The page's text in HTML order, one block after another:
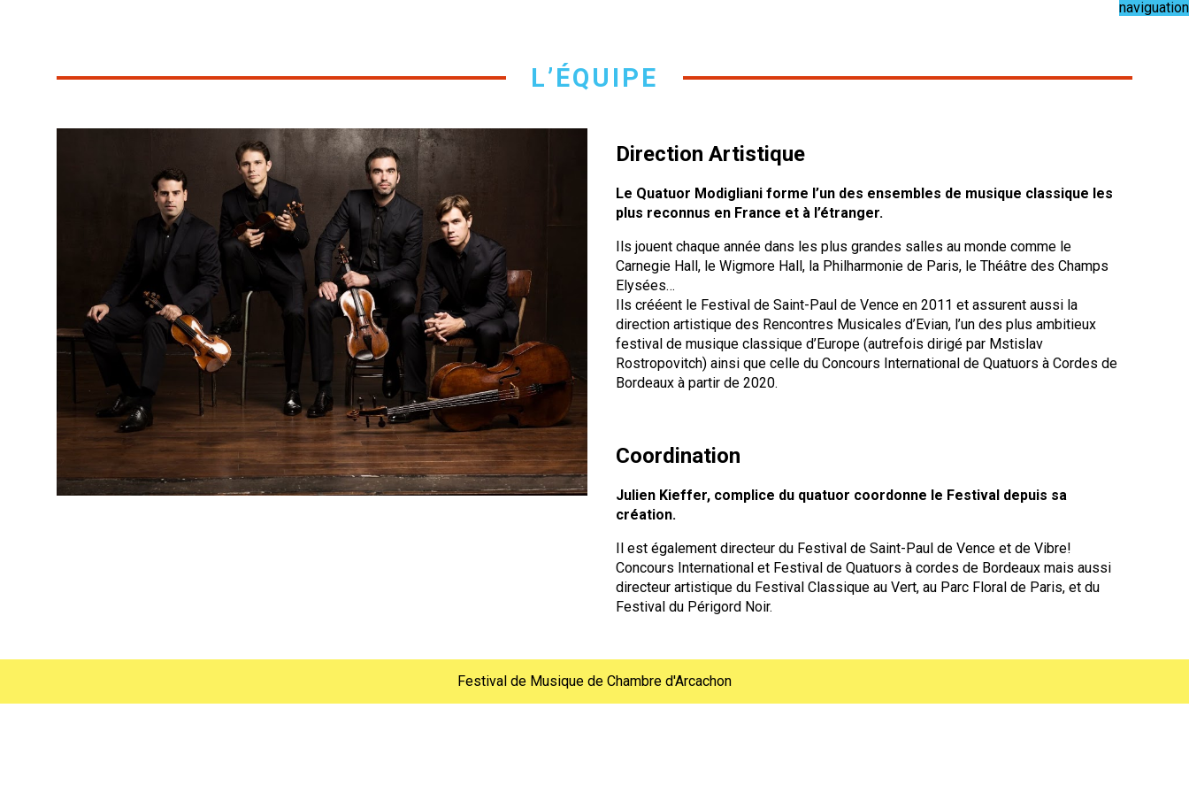
naviguation
L’ÉQUIPE
Direction Artistique
Le Quatuor Modigliani forme l’un des ensembles de musique classique les
plus reconnus en France et à l’étranger.
Ils jouent chaque année dans les plus grandes salles au monde comme le
Carnegie Hall, le Wigmore Hall, la Philharmonie de Paris, le Théâtre des Champs
Elysées…
Ils crééent le Festival de Saint-Paul de Vence en 2011 et assurent aussi la
direction artistique des Rencontres Musicales d’Evian, l’un des plus ambitieux
festival de musique classique d’Europe (autrefois dirigé par Mstislav
Rostropovitch) ainsi que celle du Concours International de Quatuors à Cordes de
Bordeaux à partir de 2020.
Coordination
Julien Kieffer, complice du quatuor coordonne le Festival depuis sa
création.
Il est également directeur du Festival de Saint-Paul de Vence et de Vibre!
Concours International et Festival de Quatuors à cordes de Bordeaux mais aussi
directeur artistique du Festival Classique au Vert, au Parc Floral de Paris, et du
Festival du Périgord Noir.
Festival de Musique de Chambre d'Arcachon